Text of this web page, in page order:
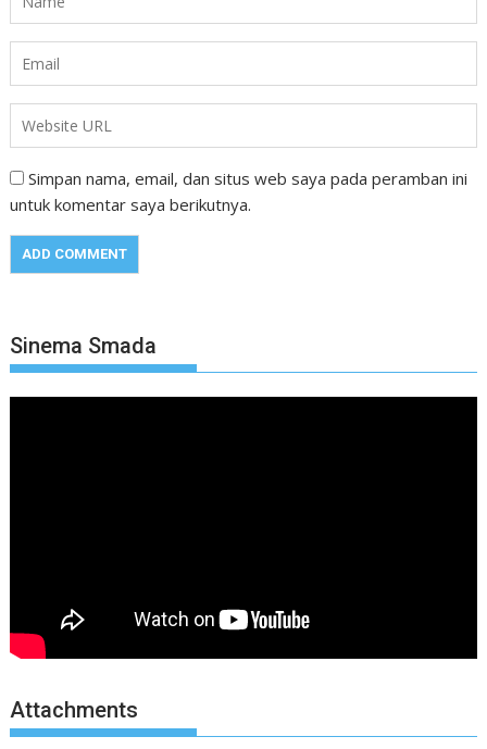
Simpan nama, email, dan situs web saya pada peramban ini
untuk komentar saya berikutnya.
Sinema Smada
Attachments